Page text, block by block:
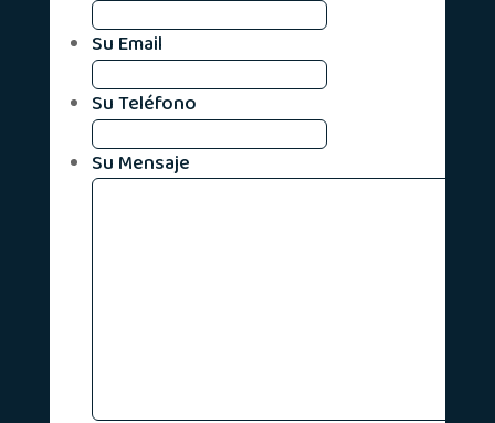
Su Email
Su Teléfono
Su Mensaje